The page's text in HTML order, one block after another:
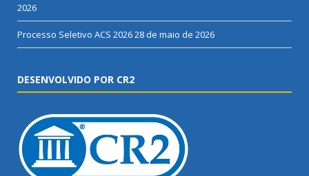
2026
Processo Seletivo ACS 202628 de maio de 2026
DESENVOLVIDO POR CR2